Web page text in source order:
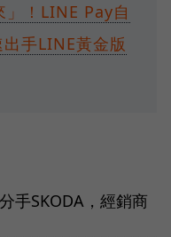
！LINE Pay自
手LINE黃金版
手SKODA，經銷商